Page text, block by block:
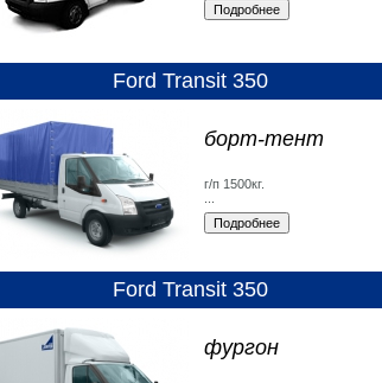
Ford Transit 350
борт-тент
г/п 1500кг.
Ford Transit 350
фургон